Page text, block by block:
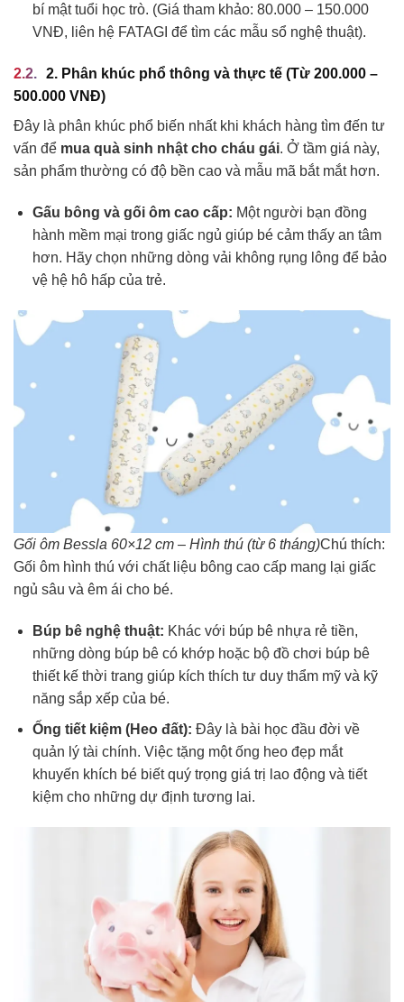
bí mật tuổi học trò. (Giá tham khảo: 80.000 – 150.000
VNĐ, liên hệ FATAGI để tìm các mẫu sổ nghệ thuật).
2. Phân khúc phổ thông và thực tế (Từ 200.000 –
500.000 VNĐ)
Đây là phân khúc phổ biến nhất khi khách hàng tìm đến tư
vấn để mua quà sinh nhật cho cháu gái. Ở tầm giá này,
sản phẩm thường có độ bền cao và mẫu mã bắt mắt hơn.
Gấu bông và gối ôm cao cấp: Một người bạn đồng
hành mềm mại trong giấc ngủ giúp bé cảm thấy an tâm
hơn. Hãy chọn những dòng vải không rụng lông để bảo
vệ hệ hô hấp của trẻ.
Gối ôm Bessla 60×12 cm – Hình thú (từ 6 tháng)Chú thích:
Gối ôm hình thú với chất liệu bông cao cấp mang lại giấc
ngủ sâu và êm ái cho bé.
Búp bê nghệ thuật: Khác với búp bê nhựa rẻ tiền,
những dòng búp bê có khớp hoặc bộ đồ chơi búp bê
thiết kế thời trang giúp kích thích tư duy thẩm mỹ và kỹ
năng sắp xếp của bé.
Ống tiết kiệm (Heo đất): Đây là bài học đầu đời về
quản lý tài chính. Việc tặng một ống heo đẹp mắt
khuyến khích bé biết quý trọng giá trị lao động và tiết
kiệm cho những dự định tương lai.